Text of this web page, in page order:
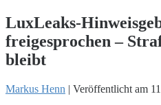
LuxLeaks-
freigesprochen –
bleibt
Markus Henn | Veröffentlicht am